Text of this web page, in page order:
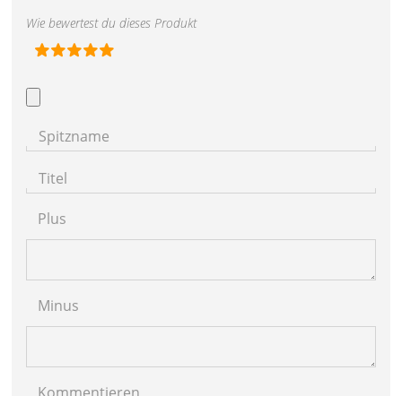
Wie bewertest du dieses Produkt
Spitzname
Titel
Plus
Minus